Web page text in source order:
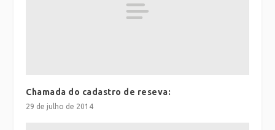
Chamada do cadastro de reseva:
29 de julho de 2014